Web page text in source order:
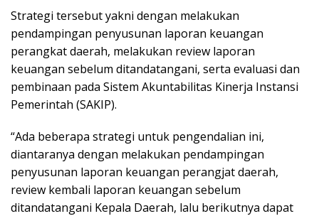
Strategi tersebut yakni dengan melakukan
pendampingan penyusunan laporan keuangan
perangkat daerah, melakukan review laporan
keuangan sebelum ditandatangani, serta evaluasi dan
pembinaan pada Sistem Akuntabilitas Kinerja Instansi
Pemerintah (SAKIP).
“Ada beberapa strategi untuk pengendalian ini,
diantaranya dengan melakukan pendampingan
penyusunan laporan keuangan perangjat daerah,
review kembali laporan keuangan sebelum
ditandatangani Kepala Daerah, lalu berikutnya dapat